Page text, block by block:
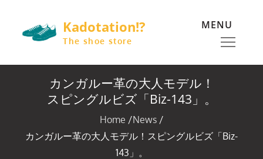
content
Kadotation!?
The shoe store
MENU
カンガルー革の大人モデル！
スピングルビズ「Biz-143」。
Home
News
カンガルー革の大人モデル！スピングルビズ「Biz-
143」。